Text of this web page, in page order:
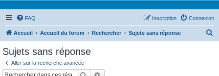
FAQ Connexion
Inscription
Accueil Accueil du forum Rechercher Sujets sans réponse
Sujets sans réponse
Aller sur la recherche avancée